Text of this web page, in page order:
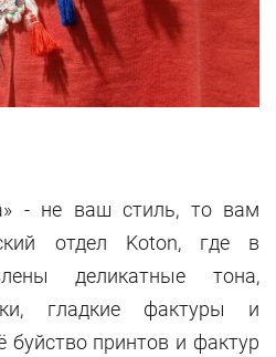
- не ваш стиль, то вам
отдел Koton, где в
деликатные тона,
гладкие фактуры и
принтов и фактур